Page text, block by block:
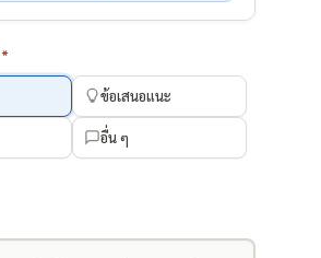
*
ข้อเสนอแนะ
อื่น ๆ